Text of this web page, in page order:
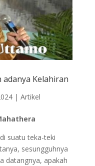
Kelahiran
| Artikel
suatu teka-teki
sesungguhnya
datangnya, apakah